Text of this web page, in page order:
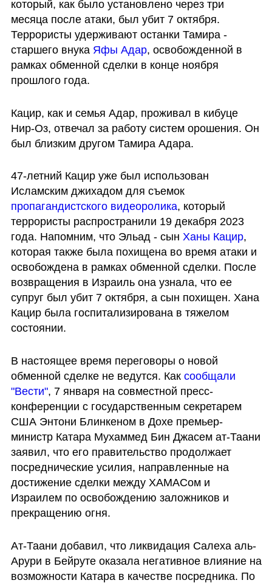
который, как было установлено через три
месяца после атаки, был убит 7 октября.
Террористы удерживают останки Тамира -
старшего внука Яфы Адар, освобожденной в
рамках обменной сделки в конце ноября
прошлого года.
Кацир, как и семья Адар, проживал в кибуце
Нир-Оз, отвечал за работу систем орошения. Он
был близким другом Тамира Адара.
47-летний Кацир уже был использован
Исламским джихадом для съемок
пропагандистского видеоролика, который
террористы распространили 19 декабря 2023
года. Напомним, что Эльад - сын Ханы Кацир,
которая также была похищена во время атаки и
освобождена в рамках обменной сделки. После
возвращения в Израиль она узнала, что ее
супруг был убит 7 октября, а сын похищен. Хана
Кацир была госпитализирована в тяжелом
состоянии.
В настоящее время переговоры о новой
обменной сделке не ведутся. Как сообщали
"Вести", 7 января на совместной пресс-
конференции с государственным секретарем
США Энтони Блинкеном в Дохе премьер-
министр Катара Мухаммед Бин Джасем ат-Таани
заявил, что его правительство продолжает
посреднические усилия, направленные на
достижение сделки между ХАМАСом и
Израилем по освобождению заложников и
прекращению огня.
Ат-Таани добавил, что ликвидация Салеха аль-
Арури в Бейруте оказала негативное влияние на
возможности Катара в качестве посредника. По